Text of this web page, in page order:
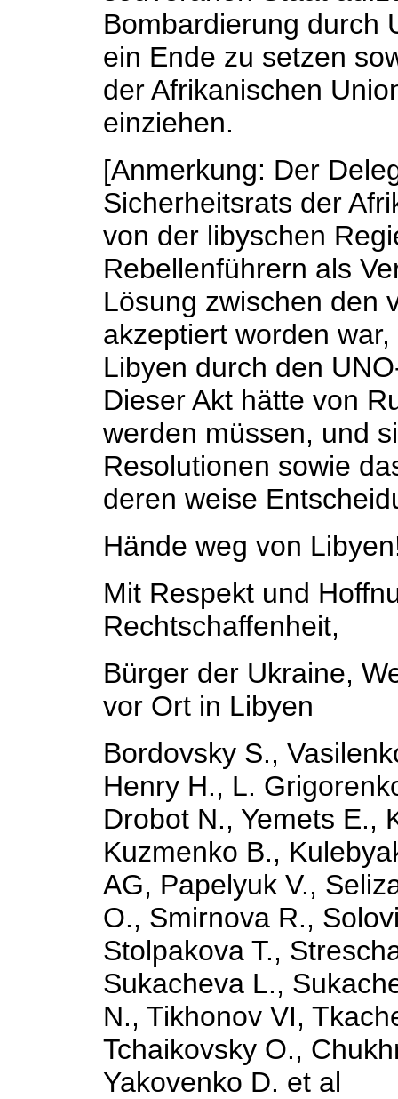
Bombardierung durch
ein Ende zu setzen
der Afrikanischen
einziehen.
[Anmerkung: Der
Sicherheitsrats der
von der libyschen
Rebellenführern als
Lösung zwischen den
akzeptiert worden
Libyen durch den
Dieser Akt hätte von
werden müssen, und
Resolutionen sowie
deren weise
Hände weg von
Mit Respekt und
Rechtschaffenheit,
Bürger der Ukraine,
vor Ort in Libyen
Bordovsky S.,
Henry H., L.
Drobot N., Yemets E.,
Kuzmenko B.,
AG, Papelyuk V.,
O., Smirnova R.,
Stolpakova T.,
Sukacheva L.,
N., Tikhonov VI,
Tchaikovsky O.,
Yakovenko D. et al